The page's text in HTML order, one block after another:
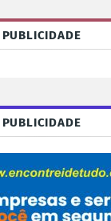
PUBLICIDADE
PUBLICIDADE